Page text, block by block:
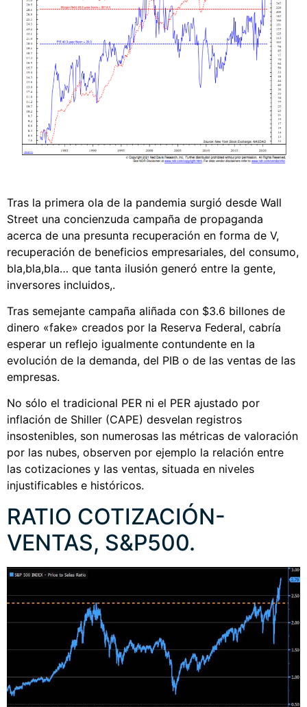
Tras la primera ola de la pandemia surgió desde Wall
Street una concienzuda campaña de propaganda
acerca de una presunta recuperación en forma de V,
recuperación de beneficios empresariales, del consumo,
bla,bla,bla… que tanta ilusión generó entre la gente,
inversores incluidos,.
Tras semejante campaña aliñada con $3.6 billones de
dinero «fake» creados por la Reserva Federal, cabría
esperar un reflejo igualmente contundente en la
evolución de la demanda, del PIB o de las ventas de las
empresas.
No sólo el tradicional PER ni el PER ajustado por
inflación de Shiller (CAPE) desvelan registros
insostenibles, son numerosas las métricas de valoración
por las nubes, observen por ejemplo la relación entre
las cotizaciones y las ventas, situada en niveles
injustificables e históricos.
RATIO COTIZACIÓN-
VENTAS, S&P500.